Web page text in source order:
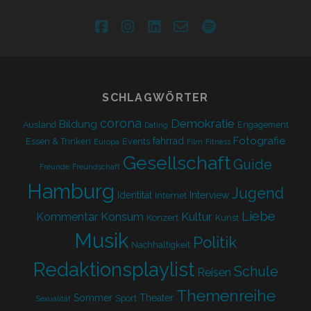
facebookinstagram
linkedin
email-spotify
SCHLAGWÖRTER
Ausland Bildung corona Dating Demokratie Engagement
Essen & Trinken Europa Events fahrrad Film Fitness Fotografie
Freunde Freundschaft GesellschaftGuide
Hamburg Identität Internet Interview Jugend
Kommentar Konsum Konzert Kultur Kunst Liebe
Musik Nachhaltigkeit Politik
Redaktionsplaylist Reisen Schule
Sexualität Sommer Sport Theater Themenreihe